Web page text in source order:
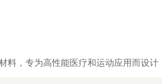
料，专为高性能医疗和运动应用而设计